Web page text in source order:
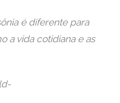
é diferente para
a vida cotidiana e as